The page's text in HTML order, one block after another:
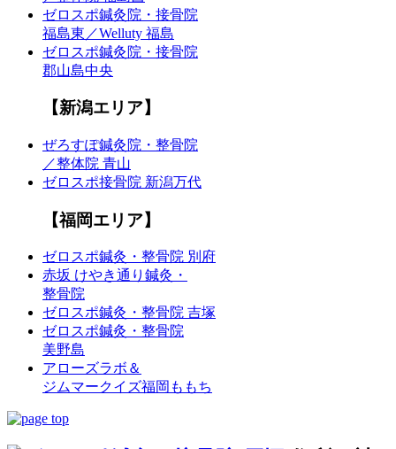
ゼロスポ鍼灸院・接骨院
福島東／Welluty 福島
ゼロスポ鍼灸院・接骨院
郡山島中央
【新潟エリア】
ぜろすぽ鍼灸院・整骨院
／整体院 青山
ゼロスポ接骨院 新潟万代
【福岡エリア】
ゼロスポ鍼灸・整骨院 別府
赤坂 けやき通り鍼灸・
整骨院
ゼロスポ鍼灸・整骨院 吉塚
ゼロスポ鍼灸・整骨院
美野島
アローズラボ＆
ジムマークイズ福岡ももち